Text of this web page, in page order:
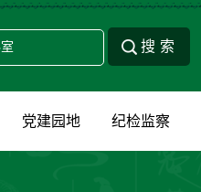
党建园地 纪检监察